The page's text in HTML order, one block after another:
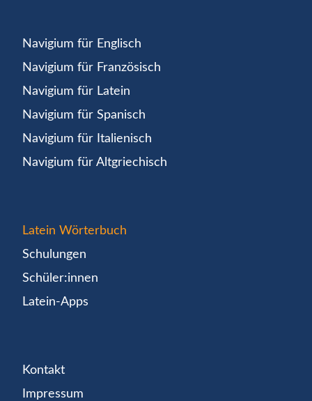
Navigium für Englisch
Navigium für Französisch
Navigium für Latein
Navigium für Spanisch
Navigium für Italienisch
Navigium für Altgriechisch
Latein Wörterbuch
Schulungen
Schüler:innen
Latein-Apps
Kontakt
Impressum